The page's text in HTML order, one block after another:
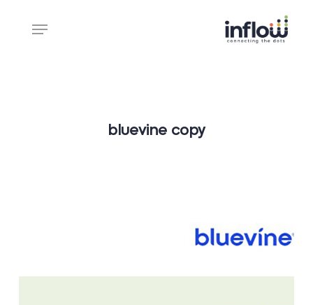
Menu
bluevine copy
Close